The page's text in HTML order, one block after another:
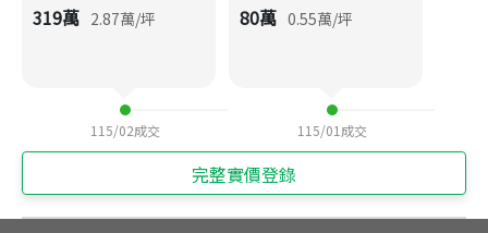
319萬 2.87萬/坪
115/02成交
80萬 0.55萬/坪
115/01 成交
完整實價登錄